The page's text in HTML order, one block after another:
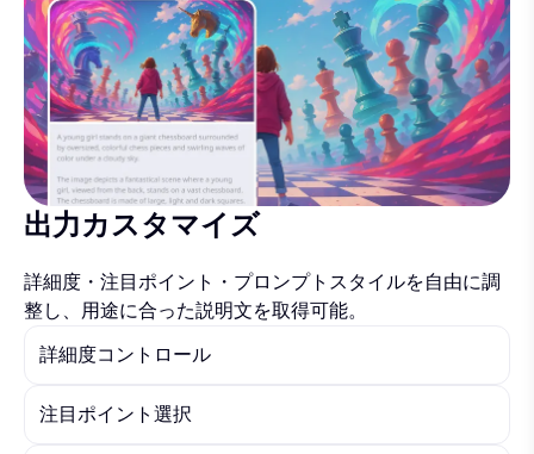
出力カスタマイズ
詳細度・注目ポイント・プロンプトスタイルを自由に調
整し、用途に合った説明文を取得可能。
詳細度コントロール
注目ポイント選択